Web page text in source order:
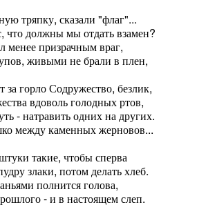
тряпку, сказали "флаг"...
что должны мы отдать взамен?
менее призрачным враг,
живыми не брали в плен,
за горло Содружество, безлик,
вдоволь голодных ртов,
- натравить одних на других.
между каменных жерновов...
такие, чтобы сперва
злаки, потом делать хлеб.
полнится голова,
- и в настоящем слеп.